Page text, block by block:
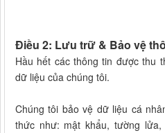
Điều 2: Lưu trữ & Bảo vệ
Hầu hết các thông tin được thu
dữ liệu của chúng tôi.
Chúng tôi bảo vệ dữ liệu cá
thức như: mật khẩu, tường